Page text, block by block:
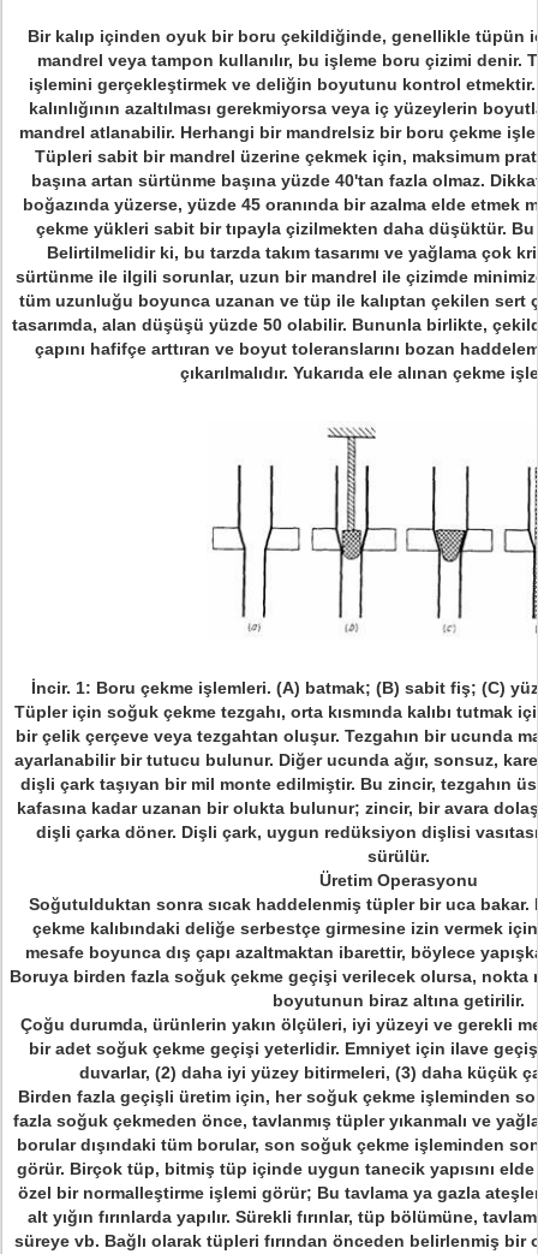
Bir kalıp içinden oyuk bir boru çekildiğinde, genellikle tüpün
mandrel veya tampon kullanılır, bu işleme boru çizimi denir.
işlemini gerçekleştirmek ve deliğin boyutunu kontrol etmektir.
kalınlığının azaltılması gerekmiyorsa veya iç yüzeylerin
mandrel atlanabilir. Herhangi bir mandrelsiz bir boru çekme
Tüpleri sabit bir mandrel üzerine çekmek için, maksimum
başına artan sürtünme başına yüzde 40'tan fazla olmaz.
boğazında yüzerse, yüzde 45 oranında bir azalma elde etmek
çekme yükleri sabit bir tıpayla çizilmekten daha düşüktür.
Belirtilmelidir ki, bu tarzda takım tasarımı ve yağlama çok
sürtünme ile ilgili sorunlar, uzun bir mandrel ile çizimde
tüm uzunluğu boyunca uzanan ve tüp ile kalıptan çekilen sert
tasarımda, alan düşüşü yüzde 50 olabilir. Bununla birlikte,
çapını hafifçe arttıran ve boyut toleranslarını bozan
çıkarılmalıdır. Yukarıda ele alınan çekme
İncir. 1: Boru çekme işlemleri. (A) batmak; (B) sabit fiş; (C)
Tüpler için soğuk çekme tezgahı, orta kısmında kalıbı tutmak
bir çelik çerçeve veya tezgahtan oluşur. Tezgahın bir ucunda
ayarlanabilir bir tutucu bulunur. Diğer ucunda ağır, sonsuz,
dişli çark taşıyan bir mil monte edilmiştir. Bu zincir, tezgahın
kafasına kadar uzanan bir olukta bulunur; zincir, bir avara
dişli çarka döner. Dişli çark, uygun redüksiyon dişlisi
sürülür.
Üretim Operasyonu
Soğutulduktan sonra sıcak haddelenmiş tüpler bir uca bakar.
çekme kalıbındaki deliğe serbestçe girmesine izin vermek
mesafe boyunca dış çapı azaltmaktan ibarettir, böylece
Boruya birden fazla soğuk çekme geçişi verilecek olursa, nokta
boyutunun biraz altına getirilir.
Çoğu durumda, ürünlerin yakın ölçüleri, iyi yüzeyi ve gerekli
bir adet soğuk çekme geçişi yeterlidir. Emniyet için ilave
duvarlar, (2) daha iyi yüzey bitirmeleri, (3) daha küçük
Birden fazla geçişli üretim için, her soğuk çekme işleminden
fazla soğuk çekmeden önce, tavlanmış tüpler yıkanmalı ve
borular dışındaki tüm borular, son soğuk çekme işleminden
görür. Birçok tüp, bitmiş tüp içinde uygun tanecik yapısını
özel bir normalleştirme işlemi görür; Bu tavlama ya gazla
alt yığın fırınlarda yapılır. Sürekli fırınlar, tüp bölümüne,
süreye vb. Bağlı olarak tüpleri fırından önceden belirlenmiş bir